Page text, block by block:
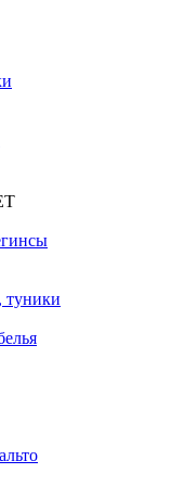
туники